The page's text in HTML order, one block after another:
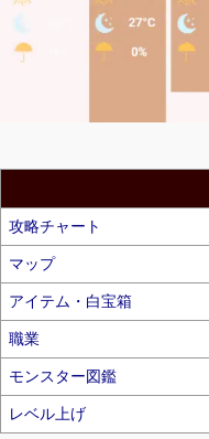
攻略チャート
マップ
アイテム・白宝箱
職業
モンスター図鑑
レベル上げ